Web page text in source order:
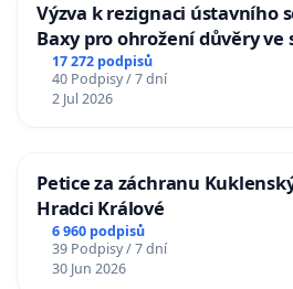
Výzva k rezignaci ústavního
Baxy pro ohrožení důvěry ve
17 272 podpisů
40 Podpisy / 7 dní
2 Jul 2026
Petice za záchranu
Hradci Králové
6 960 podpisů
39 Podpisy / 7 dní
30 Jun 2026